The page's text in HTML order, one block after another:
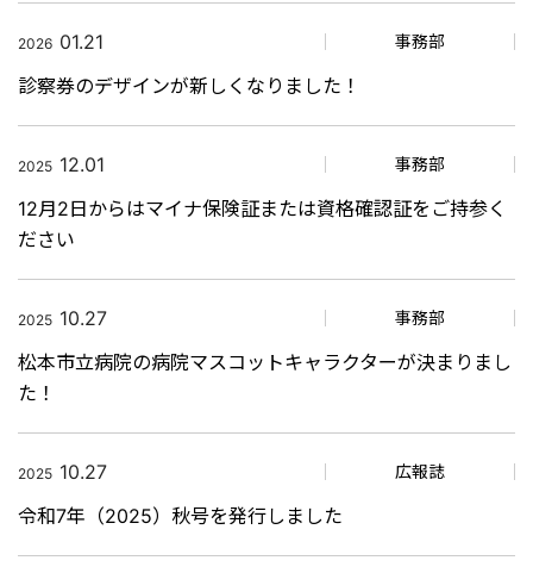
2026 01.21 事務部
診察券のデザインが新しくなりました！
2025 12.01 事務部
12月2日からはマイナ保険証または資格確認証をご持参く
ださい
2025 10.27 事務部
松本市立病院の病院マスコットキャラクターが決まりまし
た！
2025 10.27 広報誌
令和7年（2025）秋号を発行しました